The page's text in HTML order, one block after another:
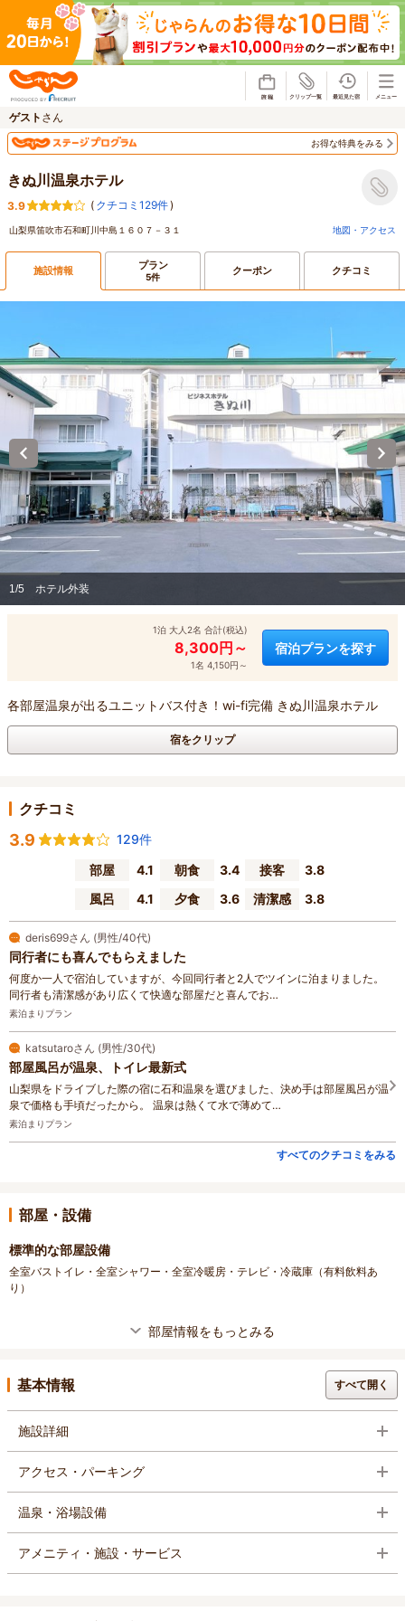
ゲスト さん
お得な特典をみる
きぬ川温泉ホテル
3.9 ( クチコミ129件)
山梨県笛吹市石和町川中島１６０７－３１ 地図・アクセス
施設情報 プラン
5件 クーポン クチコミ
1/5 ホテル外装
1泊 大人2名 合計(税込)
8,300円～
1名 4,150円～
宿泊プランを探す
各部屋温泉が出るユニットバス付き！wi-fi完備 きぬ川温泉ホテル
宿をクリップ
クチコミ
3.9
129件
部屋
4.1 朝食 3.4 接客
3.8
風呂
4.1 夕食 3.6 清潔感 3.8
deris699さん (男性/40代)
同行者にも喜んでもらえました
何度か一人で宿泊していますが、今回同行者と2人でツインに泊まりました。
同行者も清潔感があり広くて快適な部屋だと喜んでお…
素泊まりプラン
katsutaroさん (男性/30代)
部屋風呂が温泉、トイレ最新式
山梨県をドライブした際の宿に石和温泉を選びました、決め手は部屋風呂が温
泉で価格も手頃だったから。 温泉は熱くて水で薄めて…
素泊まりプラン
すべてのクチコミをみる
部屋・設備
標準的な部屋設備
全室バストイレ・全室シャワー・全室冷暖房・テレビ・冷蔵庫（有料飲料あ
り）
部屋情報をもっとみる
基本情報 すべて開く
施設詳細
アクセス・パーキング
温泉・浴場設備
アメニティ・施設・サービス